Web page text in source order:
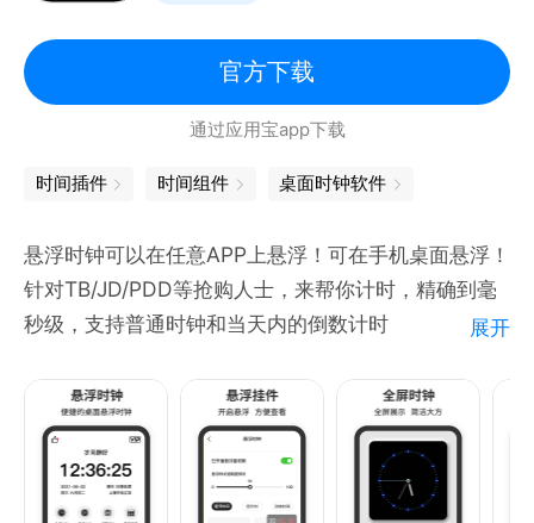
官方下载
通过应用宝app下载
时间插件 时间组件 桌面时钟软件
悬浮时钟可以在任意APP上悬浮！可在手机桌面悬浮！
针对TB/JD/PDD等抢购人士，来帮你计时，精确到毫
秒级，支持普通时钟和当天内的倒数计时
适用
*锁屏时钟：多种锁屏时钟主题任您选择，更能显示位
置，天气状况
*整点报时：整点语音报时，每小时语音提醒报告时间
展开